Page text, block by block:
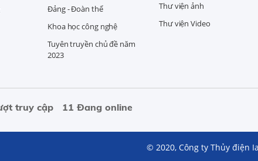
Đảng - Đoàn thể
Khoa học công nghệ
Tuyên truyền chủ đề năm
2023
Thư viện ảnh
Thư viện Video
truy cập 11 Đang online
© 2020, Công ty Thủy điện